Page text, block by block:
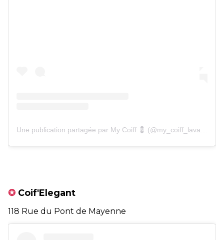
✪ Coif'Elegant
118 Rue du Pont de Mayenne